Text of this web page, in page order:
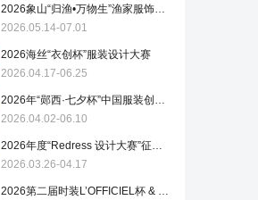
2026象山“归渔•万物生”渔家服饰设计大赛
2026.05.14-07.01
2026海丝“衣创杯”服装设计大赛
2026.04.17-06.25
2026年“郧西·七夕杯”中国服装创新设计大赛
2026.04.02-06.10
2026年度“Redress 设计大赛”征稿启事
2026.03.26-04.17
2026第二届时装L’OFFICIEL杯 & 中国轻纺城国际设计大师赛